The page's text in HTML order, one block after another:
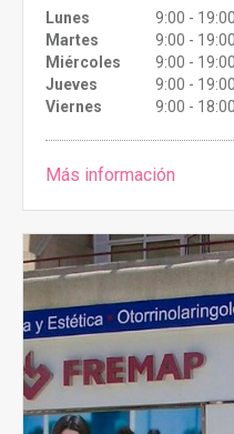
Lunes
9:00 -
Martes
9:00 -
Miércoles
9:00 -
Jueves
9:00 -
Viernes
9:00 -
Más información